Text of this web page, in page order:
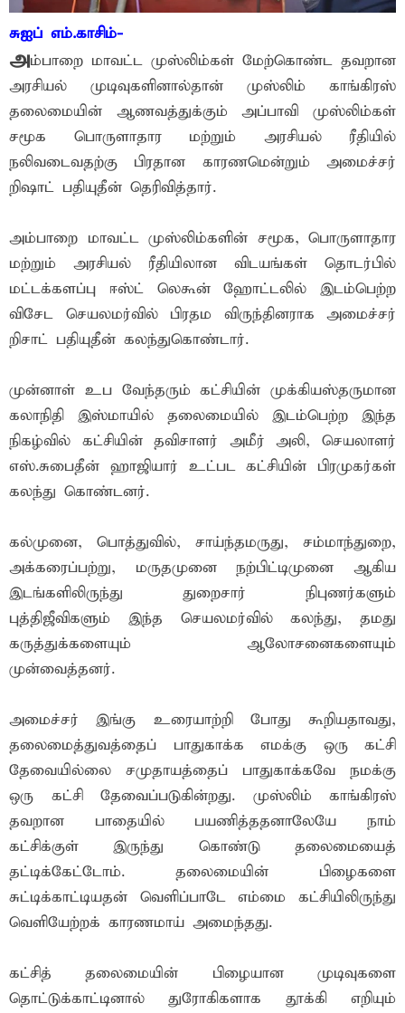
சுஐப் எம்.காசிம்-
அம்பாறை மாவட்ட முஸ்லிம்கள் மேற்கொண்ட தவறான
அரசியல் முடிவுகளினால்தான் முஸ்லிம் காங்கிரஸ்
தலைமையின் ஆணவத்துக்கும் அப்பாவி முஸ்லிம்கள்
சமூக பொருளாதார மற்றும் அரசியல் ரீதியில்
நலிவடைவதற்கு பிரதான காரணமென்றும் அமைச்சர்
றிஷாட் பதியுதீன் தெரிவித்தார்.
அம்பாறை மாவட்ட முஸ்லிம்களின் சமூக, பொருளாதார
மற்றும் அரசியல் ரீதியிலான விடயங்கள் தொடர்பில்
மட்டக்களப்பு ஈஸ்ட் லெகூன் ஹோட்டலில் இடம்பெற்ற
விசேட செயலமர்வில் பிரதம விருந்தினராக அமைச்சர்
றிசாட் பதியுதீன் கலந்துகொண்டார்.
முன்னாள் உப வேந்தரும் கட்சியின் முக்கியஸ்தருமான
கலாநிதி இஸ்மாயில் தலைமையில் இடம்பெற்ற இந்த
நிகழ்வில் கட்சியின் தவிசாளர் அமீர் அலி, செயலாளர்
எஸ்.சுபைதீன் ஹாஜியார் உட்பட கட்சியின் பிரமுகர்கள்
கலந்து கொண்டனர்.
கல்முனை, பொத்துவில், சாய்ந்தமருது, சம்மாந்துறை,
அக்கரைப்பற்று, மருதமுனை நற்பிட்டிமுனை ஆகிய
இடங்களிலிருந்து துறைசார் நிபுணர்களும்
புத்திஜீவிகளும் இந்த செயலமர்வில் கலந்து, தமது
கருத்துக்களையும் ஆலோசனைகளையும்
முன்வைத்தனர்.
அமைச்சர் இங்கு உரையாற்றி போது கூறியதாவது,
தலைமைத்துவத்தைப் பாதுகாக்க எமக்கு ஒரு கட்சி
தேவையில்லை சமுதாயத்தைப் பாதுகாக்கவே நமக்கு
ஒரு கட்சி தேவைப்படுகின்றது. முஸ்லிம் காங்கிரஸ்
தவறான பாதையில் பயணித்ததனாலேயே நாம்
கட்சிக்குள் இருந்து கொண்டு தலைமையைத்
தட்டிக்கேட்டோம். தலைமையின் பிழைகளை
சுட்டிக்காட்டியதன் வெளிப்பாடே எம்மை கட்சியிலிருந்து
வெளியேற்றக் காரணமாய் அமைந்தது.
கட்சித் தலைமையின் பிழையான முடிவுகளை
தொட்டுக்காட்டினால் துரோகிகளாக தூக்கி எறியும்